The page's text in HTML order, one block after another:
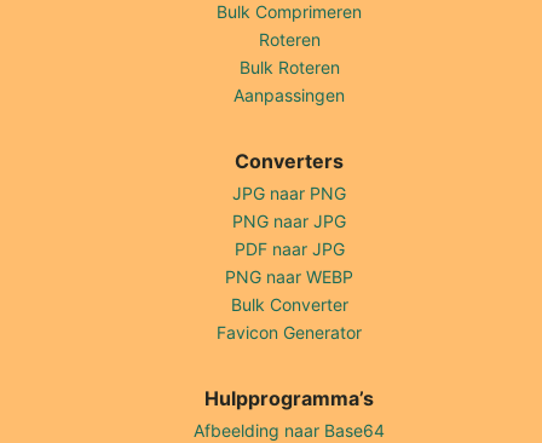
Bulk Comprimeren
Roteren
Bulk Roteren
Aanpassingen
Converters
JPG naar PNG
PNG naar JPG
PDF naar JPG
PNG naar WEBP
Bulk Converter
Favicon Generator
Hulpprogramma’s
Afbeelding naar Base64